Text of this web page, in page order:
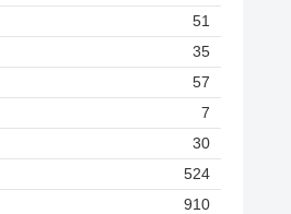
51
35
57
7
30
524
910